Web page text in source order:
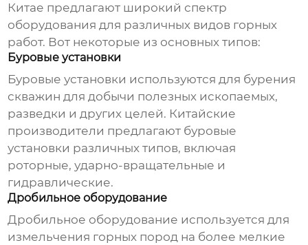
Китае предлагают широкий спектр
оборудования для различных видов горных
работ. Вот некоторые из основных типов:
Буровые установки
Буровые установки используются для бурения
скважин для добычи полезных ископаемых,
разведки и других целей. Китайские
производители предлагают буровые
установки различных типов, включая
роторные, ударно-вращательные и
гидравлические.
Дробильное оборудование
Дробильное оборудование используется для
измельчения горных пород на более мелкие